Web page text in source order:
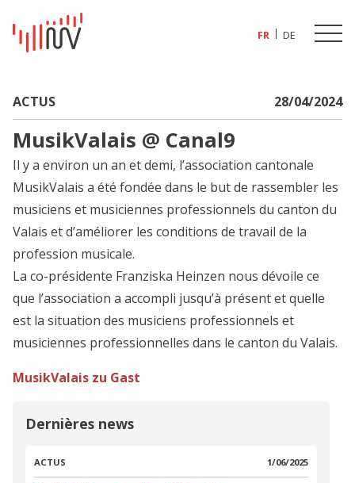
FR DE
ACTUS 28/04/2024
MusikValais @ Canal9
Il y a environ un an et demi, l’association cantonale
MusikValais a été fondée dans le but de rassembler les
musiciens et musiciennes professionnels du canton du
Valais et d’améliorer les conditions de travail de la
profession musicale.
La co-présidente Franziska Heinzen nous dévoile ce
que l’association a accompli jusqu’à présent et quelle
est la situation des musiciens professionnels et
musiciennes professionnelles dans le canton du Valais.
MusikValais zu Gast
Dernières news
ACTUS 1/06/2025